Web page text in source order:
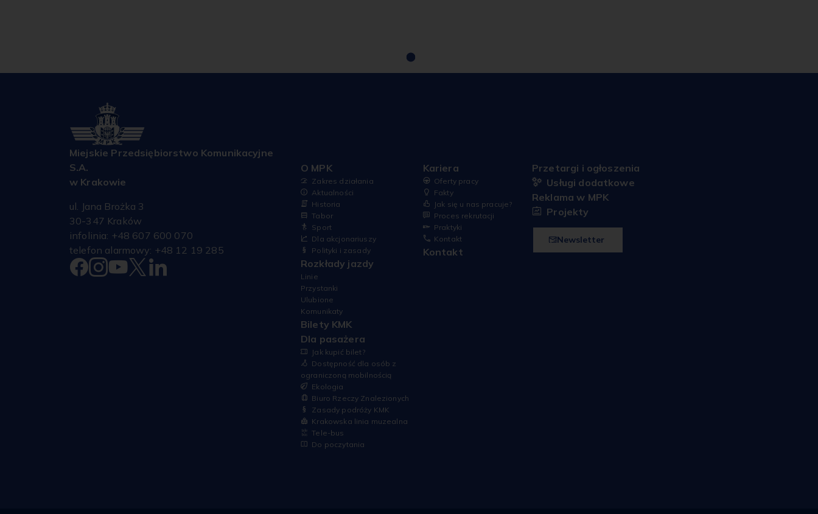
MPK i Ekologia
Miejskie Przedsiębiorstwo
podejmuje wiele działań, aby transport
publiczny był jak najbardziej przyjazny
dla środowiska. Od wielu lat inwestuje
w nowoczesny i ekologiczny tabor.
Miejskie Przedsiębiorstwo Komunikacyjne
S.A.
w Krakowie
ul. Jana Brożka 3
30-347 Kraków
infolinia: +48 607 600 070
telefon alarmowy: +48 12 19 285
O MPK
Zakres działania
Aktualności
Historia
Tabor
Sport
Dla akcjonariuszy
Polityki i zasady
Rozkłady jazdy
Linie
Przystanki
Ulubione
Komunikaty
Bilety KMK
Dla pasażera
Jak kupić bilet?
Dostępność dla osób z
ograniczoną mobilnością
Ekologia
Biuro Rzeczy Znalezionych
Zasady podróży KMK
Krakowska linia muzealna
Tele-bus
Do poczytania
Kariera
Oferty pracy
Fakty
Jak się u nas pracuje?
Proces rekrutacji
Praktyki
Kontakt
Kontakt
Przetargi i ogłoszenia
Usługi dodatkowe
Reklama w MPK
Projekty
Newsletter